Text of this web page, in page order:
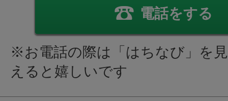
電話をする
※お電話の際は「はちなび」を
えると嬉しいです